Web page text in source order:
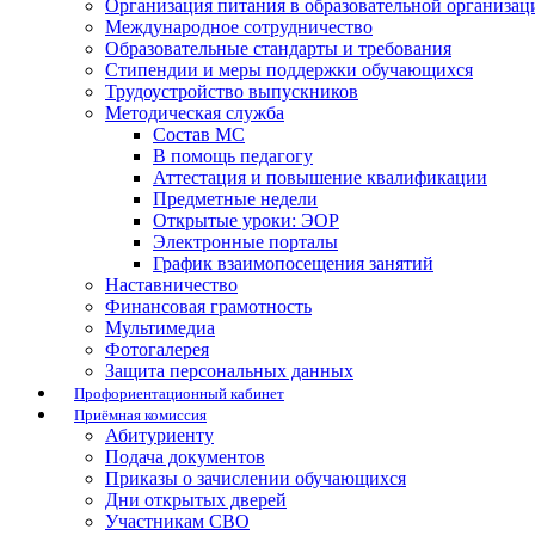
Организация питания в образовательной
Международное сотрудничество
Образовательные стандарты и требования
Стипендии и меры поддержки обучающихся
Трудоустройство выпускников
Методическая служба
Состав МС
В помощь педагогу
Аттестация и повышение квалификации
Предметные недели
Открытые уроки: ЭОР
Электронные порталы
График взаимопосещения занятий
Наставничество
Финансовая грамотность
Мультимедиа
Фотогалерея
Защита персональных данных
Профориентационный кабинет
Приёмная комиссия
Абитуриенту
Подача документов
Приказы о зачислении обучающихся
Дни открытых дверей
Участникам СВО